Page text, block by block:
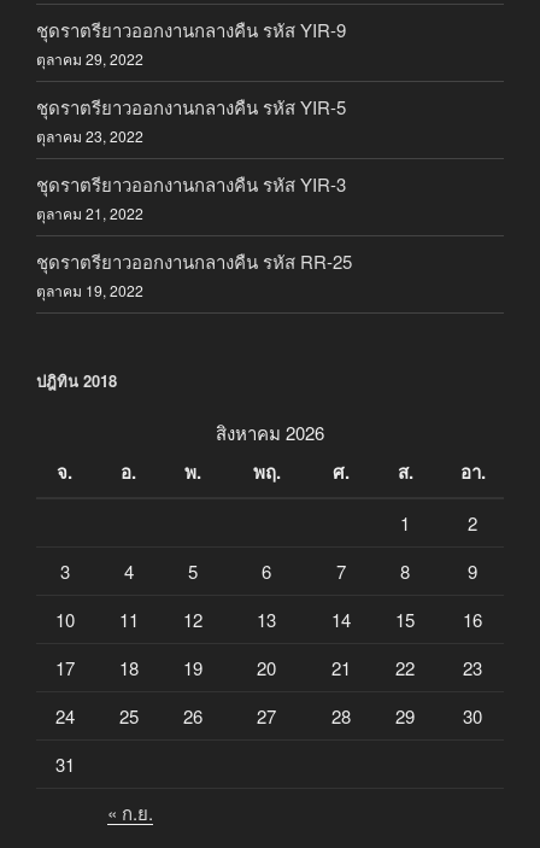
ชุดราตรียาวออกงานกลางคืน รหัส YIR-9
ตุลาคม 29, 2022
ชุดราตรียาวออกงานกลางคืน รหัส YIR-5
ตุลาคม 23, 2022
ชุดราตรียาวออกงานกลางคืน รหัส YIR-3
ตุลาคม 21, 2022
ชุดราตรียาวออกงานกลางคืน รหัส RR-25
ตุลาคม 19, 2022
ปฎิทิน 2018
สิงหาคม 2026
จ. อ. พ. พฤ. ศ. ส. อา.
1
2
3
4 5 6 7 8
9
10
11 12 13 14 15
16
17
18 19 20 21 22
23
24
25 26 27 28 29
30
31
« ก.ย.